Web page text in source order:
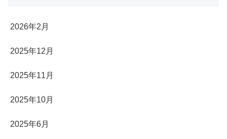
2026年2月
2025年12月
2025年11月
2025年10月
2025年6月